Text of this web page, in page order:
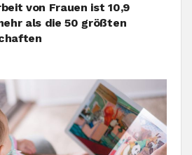
von Frauen ist 10,9
als die 50 größten